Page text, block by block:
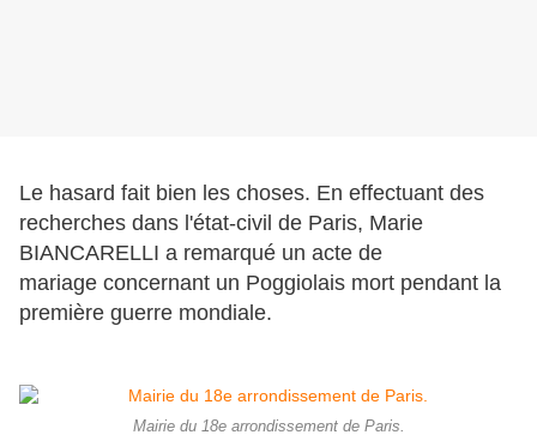
Le hasard fait bien les choses. En effectuant des
recherches dans l'état-civil de Paris, Marie
BIANCARELLI a remarqué un acte de
mariage concernant un Poggiolais mort pendant la
première guerre mondiale.
Mairie du 18e arrondissement de Paris.